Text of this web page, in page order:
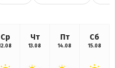
Ср Чт
13.08
Пт
14.08
Сб
15.08